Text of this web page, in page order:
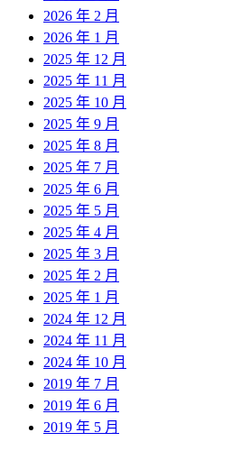
2026 年 2 月
2026 年 1 月
2025 年 12 月
2025 年 11 月
2025 年 10 月
2025 年 9 月
2025 年 8 月
2025 年 7 月
2025 年 6 月
2025 年 5 月
2025 年 4 月
2025 年 3 月
2025 年 2 月
2025 年 1 月
2024 年 12 月
2024 年 11 月
2024 年 10 月
2019 年 7 月
2019 年 6 月
2019 年 5 月